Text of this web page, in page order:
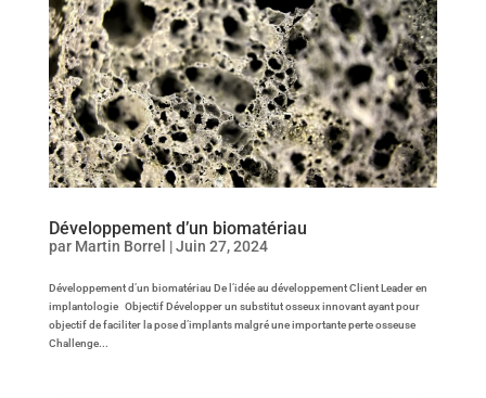
Développement d’un biomatériau
par Martin Borrel |Juin 27, 2024
Développement d’un biomatériau De l’idée au développement Client Leader en
implantologie Objectif Développer un substitut osseux innovant ayant pour
objectif de faciliter la pose d’implants malgré une importante perte osseuse
Challenge...